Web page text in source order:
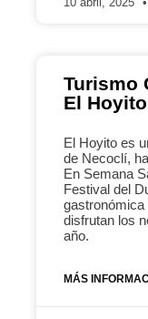
Turismo
El Hoyito
El Hoyito es
de Necoclí,
En Semana
Festival del
disfrutan los
año.
MÁS